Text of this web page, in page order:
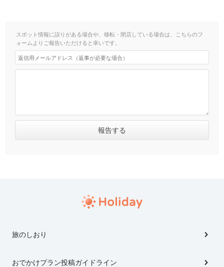
スポット情報に誤りがある場合や、移転・閉店している場合は、こちらのフ
ォームよりご報告いただけると幸いです。
旅のしおり
おでかけプラン投稿ガイドライン